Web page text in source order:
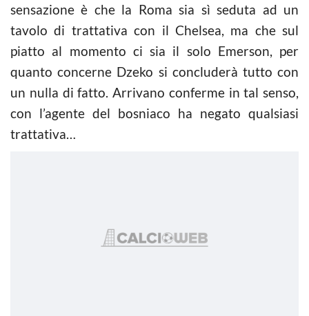
sensazione è che la Roma sia sì seduta ad un
tavolo di trattativa con il Chelsea, ma che sul
piatto al momento ci sia il solo Emerson, per
quanto concerne Dzeko si concluderà tutto con
un nulla di fatto. Arrivano conferme in tal senso,
con l’agente del bosniaco ha negato qualsiasi
trattativa…